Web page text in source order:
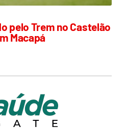
pelo Trem no Castelão
Macapá